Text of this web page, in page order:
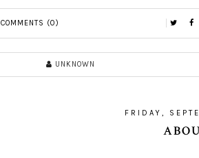
COMMENTS (0)
UNKNOWN
FRIDAY,